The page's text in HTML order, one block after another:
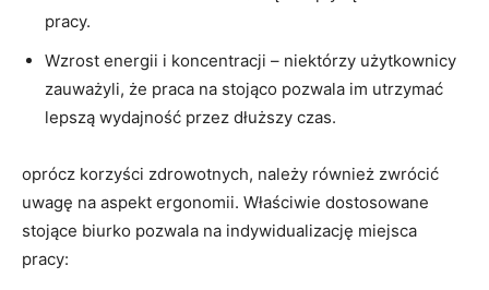
pracy.
Wzrost energii i koncentracji – niektórzy użytkownicy
zauważyli, że praca na stojąco⁤ pozwala im utrzymać
lepszą wydajność przez dłuższy⁣ czas.
oprócz korzyści ​zdrowotnych,⁣ należy również zwrócić
uwagę na aspekt ‌ergonomii. Właściwie dostosowane‌
stojące biurko pozwala na indywidualizację miejsca
pracy: